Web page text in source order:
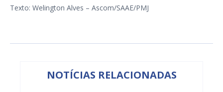
Texto: Welington Alves – Ascom/SAAE/PMJ
NOTÍCIAS RELACIONADAS